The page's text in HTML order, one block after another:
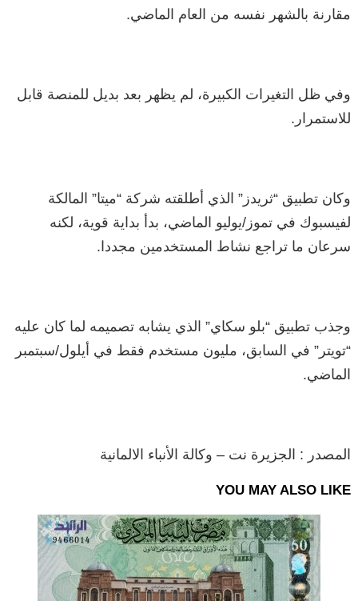
مقارنة بالشهر نفسه من العام الماضي.
وفي ظل التغيرات الكبيرة، لم يظهر بعد بديل للمنصة قابل
للاستمرار.
وكان تطبيق “ثريدز” الذي أطلقته شركة “ميتا” المالكة
لفيسبوك في تموز/يوليو الماضي، بدأ بداية قوية، لكنه
سرعان ما تراجع نشاط المستخدمين مجددا.
وجذب تطبيق “بلو سكاي” الذي يشابه تصميمه لما كان عليه
“تويتر” في السابق، مليون مستخدم فقط في أيلول/سبتمبر
الماضي.
المصدر : الجزيرة نت – وكالة الأنباء الالمانية
YOU MAY ALSO LIKE